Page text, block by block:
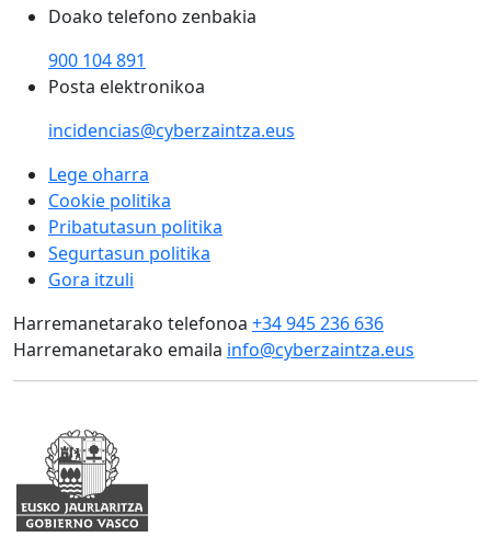
Doako telefono zenbakia
900 104 891
Posta elektronikoa
incidencias@cyberzaintza.eus
Lege oharra
Cookie politika
Pribatutasun politika
Segurtasun politika
Gora itzuli
Harremanetarako telefonoa +34 945 236 636
Harremanetarako emaila info@cyberzaintza.eus